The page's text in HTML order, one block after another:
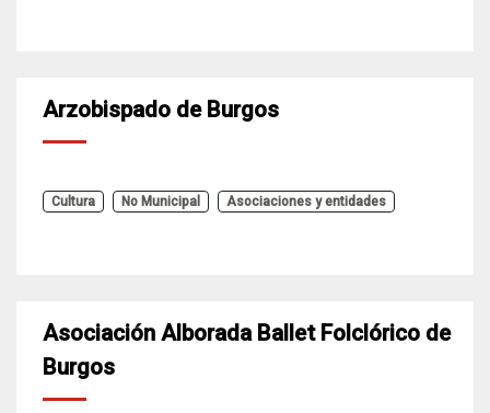
Arzobispado de Burgos
Cultura No Municipal Asociaciones y entidades
Asociación Alborada Ballet Folclórico de
Burgos